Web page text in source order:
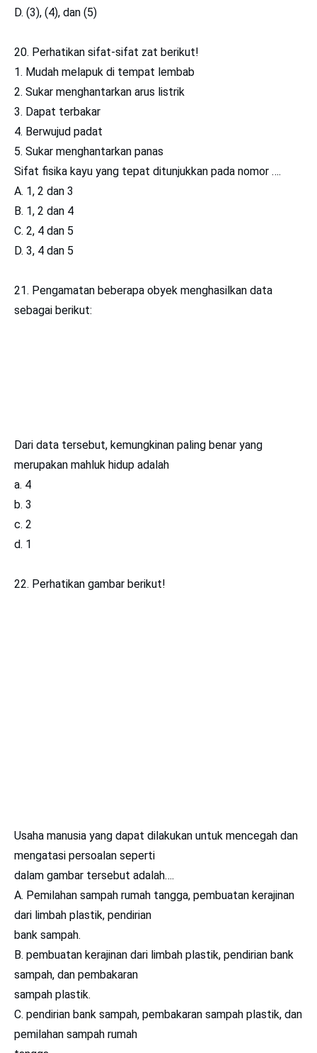
D. (3), (4), dan (5)
20. Perhatikan sifat-sifat zat berikut!
1. Mudah melapuk di tempat lembab
2. Sukar menghantarkan arus listrik
3. Dapat terbakar
4. Berwujud padat
5. Sukar menghantarkan panas
Sifat fisika kayu yang tepat ditunjukkan pada nomor ….
A. 1, 2 dan 3
B. 1, 2 dan 4
C. 2, 4 dan 5
D. 3, 4 dan 5
21. Pengamatan beberapa obyek menghasilkan data
sebagai berikut:
Dari data tersebut, kemungkinan paling benar yang
merupakan mahluk hidup adalah
a. 4
b. 3
c. 2
d. 1
22. Perhatikan gambar berikut!
Usaha manusia yang dapat dilakukan untuk mencegah dan
mengatasi persoalan seperti
dalam gambar tersebut adalah….
A. Pemilahan sampah rumah tangga, pembuatan kerajinan
dari limbah plastik, pendirian
bank sampah.
B. pembuatan kerajinan dari limbah plastik, pendirian bank
sampah, dan pembakaran
sampah plastik.
C. pendirian bank sampah, pembakaran sampah plastik, dan
pemilahan sampah rumah